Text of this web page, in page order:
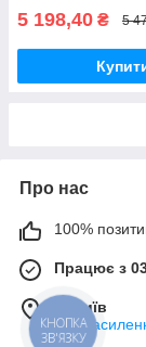
5 198,40 ₴ 5
Про нас
100%
Працює з
м. Київ
КНОПКА
ЗВ'ЯЗКУ